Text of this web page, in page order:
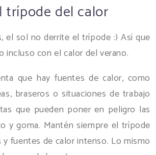
trípode del calor
el sol no derrite el trípode :) Así que
incluso con el calor del verano.
que hay fuentes de calor, como
braseros o situaciones de trabajo
que pueden poner en peligro las
y goma. Mantén siempre el trípode
y fuentes de calor intenso. Lo mismo